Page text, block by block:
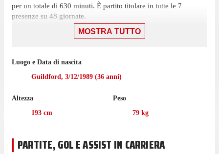
per un totale di 630 minuti. È partito titolare in tutte le 7
presenze su 48 giornate.
L'ultima presenza di McCarthy in Championship è stata l'1
mantenuto 1 volta la porta inviolata in questa stagione.
Nella prossima partita di Championship, il 23 maggio, il
McCarthy non ha giocato nemmeno una partita di Liga Pro
McCarthy è passato a giocare con il Southampton nell'agosto
2016, mentre prima giocava con il Crystal Palace, con cui ha
MOSTRA TUTTO
Luogo e Data di nascita
Guildford, 3/12/1989 (36 anni)
Altezza
193 cm
Peso
79 kg
PARTITE, GOL E ASSIST IN CARRIERA